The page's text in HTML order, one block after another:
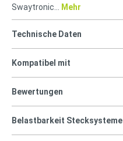
Swaytronic…
Mehr
Technische Daten
Kompatibel mit
Bewertungen
Belastbarkeit Stecksysteme